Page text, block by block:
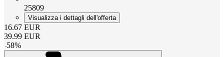
25809
Visualizza i dettagli dell'offerta
16.67 EUR
39.99 EUR
-58%